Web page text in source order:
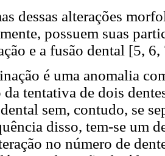
dessas alterações
possuem suas
e a fusão dental [5, 6,
é uma anomalia
da tentativa de dois
sem, contudo, se
disso, tem-se um
no número de